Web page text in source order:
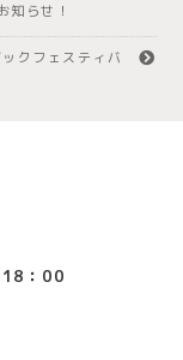
知らせ！
クフェスティバ
：00